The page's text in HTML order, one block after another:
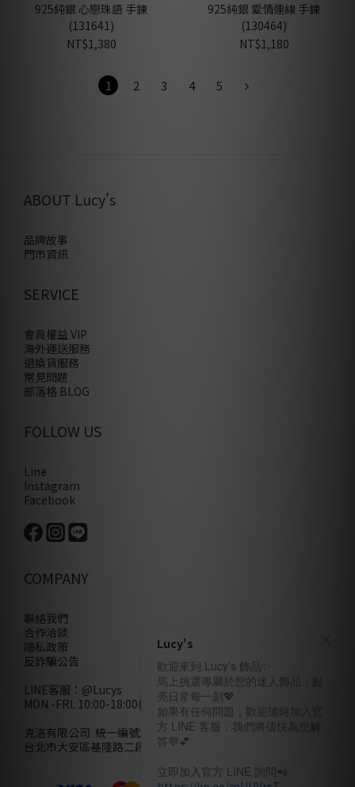
925純銀 心戀珠語 手鍊
(131641)
NT$1,380
925純銀 愛情連線 手鍊
(130464)
NT$1,180
1 2 3 4 5
ABOUT Lucy's
品牌故事
門市資訊
SERVICE
會員權益 VIP
海外運送服務
退換貨服務
常見問題
部落格 BLOG
FOLLOW US
Line
Instagram
Facebook
COMPANY
聯絡我們
合作洽談
隱私政策
反詐騙公告
LINE客服： @Lucys
MON.-FRI. 10:00-18:00(不含例假日)
克洛有限公司 統一編號28858320
台北市大安區基隆路二段110號10樓
Lucy's
歡迎來到 Lucy's 飾品✨
馬上挑選專屬於您的迷人飾品，點
亮日常每一刻💖
如果有任何問題，歡迎隨時加入官
方 LINE 客服，我們將儘快為您解
答💬💕
立即加入官方 LINE 詢問📲